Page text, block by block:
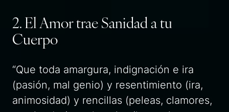
2. El Amor trae Sanidad a tu
Cuerpo
“Que toda amargura, indignación e ira
(pasión, mal genio) y resentimiento (ira,
animosidad) y rencillas (peleas, clamores,